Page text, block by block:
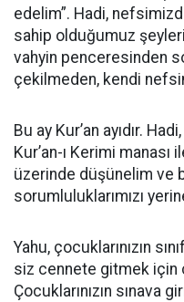
edelim”. Hadi,
sahip olduğumuz şeyleri,
vahyin penceresinden
çekilmeden, kendi
Bu ay Kur’an ayıdır.
Kur’an-ı Kerimi
üzerinde düşünelim ve
sorumluluklarımızı
Yahu, çocuklarınızın
siz cennete gitmek için
Çocuklarınızın sınava